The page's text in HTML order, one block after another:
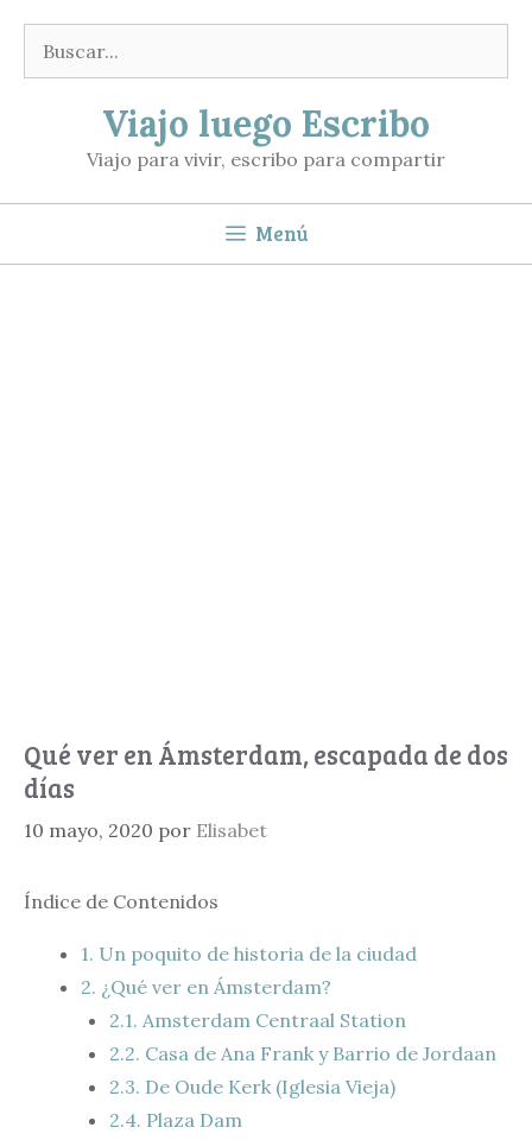
contenido
Buscar:
Viajo luego Escribo
Viajo para vivir, escribo para compartir
Menú
Qué ver en Ámsterdam, escapada de dos
días
10 mayo, 2020 por Elisabet
Índice de Contenidos
1. Un poquito de historia de la ciudad
2. ¿Qué ver en Ámsterdam?
2.1. Amsterdam Centraal Station
2.2. Casa de Ana Frank y Barrio de Jordaan
2.3. De Oude Kerk (Iglesia Vieja)
2.4. Plaza Dam